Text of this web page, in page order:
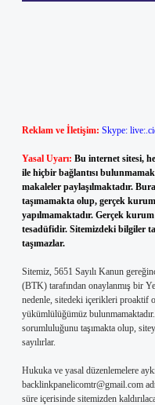
Reklam ve İletişim: Skype:
Yasal Uyarı: Bu internet sitesi,
ile hiçbir bağlantısı
makaleler paylaşılmaktadır.
taşımamakta olup, gerçek
yapılmamaktadır. Gerçek
tesadüfidir. Sitemizdeki bilgiler
taşımazlar.
Sitemiz, 5651 Sayılı Kanun
(BTK) tarafından onaylanmış bir
nedenle, sitedeki içerikleri proaktif
yükümlülüğümüz
sorumluluğunu taşımakta olup,
sayılırlar.
Hukuka ve yasal düzenlemelere
backlinkpanelicomtr@gmail.com
süre içerisinde sitemizden